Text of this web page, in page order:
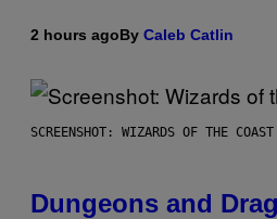
2 hours agoBy Caleb Catlin
SCREENSHOT: WIZARDS OF THE COAST
Dungeons and